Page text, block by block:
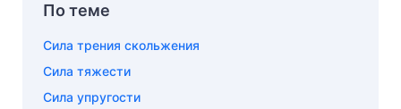
По теме
Сила трения скольжения
Сила тяжести
Сила упругости